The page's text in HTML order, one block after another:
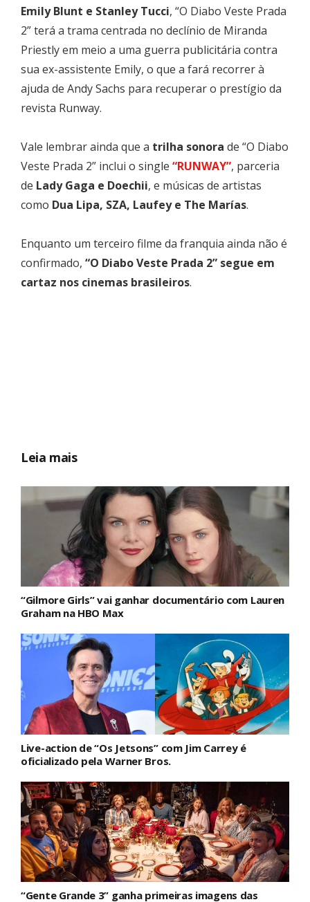
Emily Blunt e Stanley Tucci, “O Diabo Veste Prada
2” terá a trama centrada no declínio de Miranda
Priestly em meio a uma guerra publicitária contra
sua ex-assistente Emily, o que a fará recorrer à
ajuda de Andy Sachs para recuperar o prestígio da
revista Runway.
Vale lembrar ainda que a trilha sonora de “O Diabo
Veste Prada 2” inclui o single “RUNWAY”, parceria
de Lady Gaga e Doechii, e músicas de artistas
como Dua Lipa, SZA, Laufey e The Marías.
Enquanto um terceiro filme da franquia ainda não é
confirmado, “O Diabo Veste Prada 2” segue em
cartaz nos cinemas brasileiros.
Leia mais
“Gilmore Girls” vai ganhar documentário com Lauren
Graham na HBO Max
Live-action de “Os Jetsons” com Jim Carrey é
oficializado pela Warner Bros.
“Gente Grande 3” ganha primeiras imagens das